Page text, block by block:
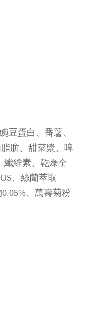
豆蛋白、番薯、
肪、甜菜漿、啤
纖維素、乾燥全
、絲蘭萃取
、萬壽菊粉